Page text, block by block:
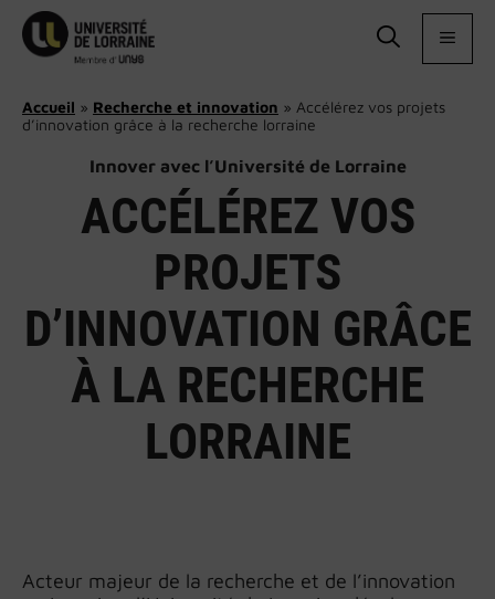
Aller
contenu
Accueil » Recherche et innovation » Accélérez vos projets
d’innovation grâce à la recherche lorraine
Innover avec l’Université de Lorraine
ACCÉLÉREZ VOS
PROJETS
D’INNOVATION GRÂCE
À LA RECHERCHE
LORRAINE
Acteur majeur de la recherche et de l’innovation